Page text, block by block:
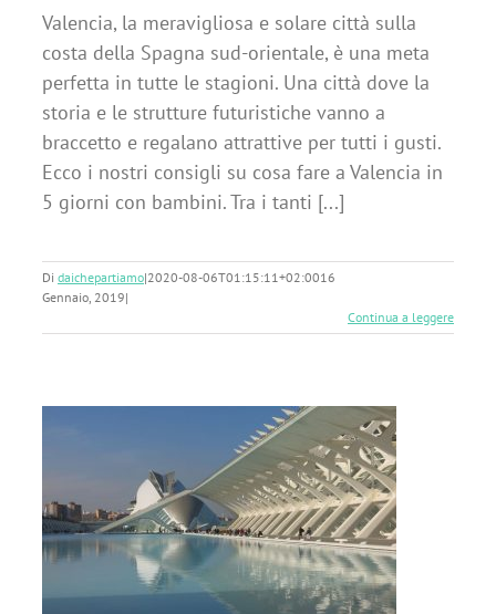
Valencia, la meravigliosa e solare città sulla
costa della Spagna sud-orientale, è una meta
perfetta in tutte le stagioni. Una città dove la
storia e le strutture futuristiche vanno a
braccetto e regalano attrattive per tutti i gusti.
Ecco i nostri consigli su cosa fare a Valencia in
5 giorni con bambini. Tra i tanti [...]
Di daichepartiamo|2020-08-06T01:15:11+02:0016
Gennaio, 2019|
Continua a leggere